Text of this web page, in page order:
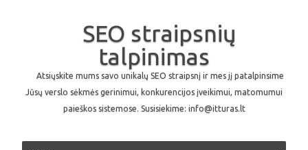
SEO straipsnių
talpinimas
Atsiųskite mums savo unikalų SEO straipsnį ir mes jį patalpinsime
Jūsų verslo sėkmės gerinimui, konkurencijos įveikimui, matomumui
paieškos sistemose. Susisiekime: info@itturas.lt
Skip to content